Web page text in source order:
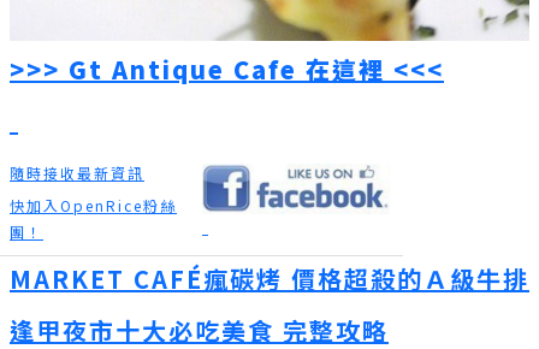
>>> Gt Antique Cafe 在這裡 <<<
隨時接收最新資訊
快加入OpenRice粉絲
團！
MARKET CAFÉ瘋碳烤 價格超殺的Ａ級牛排
逢甲夜市十大必吃美食 完整攻略